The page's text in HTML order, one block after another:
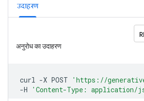
उदाहरण